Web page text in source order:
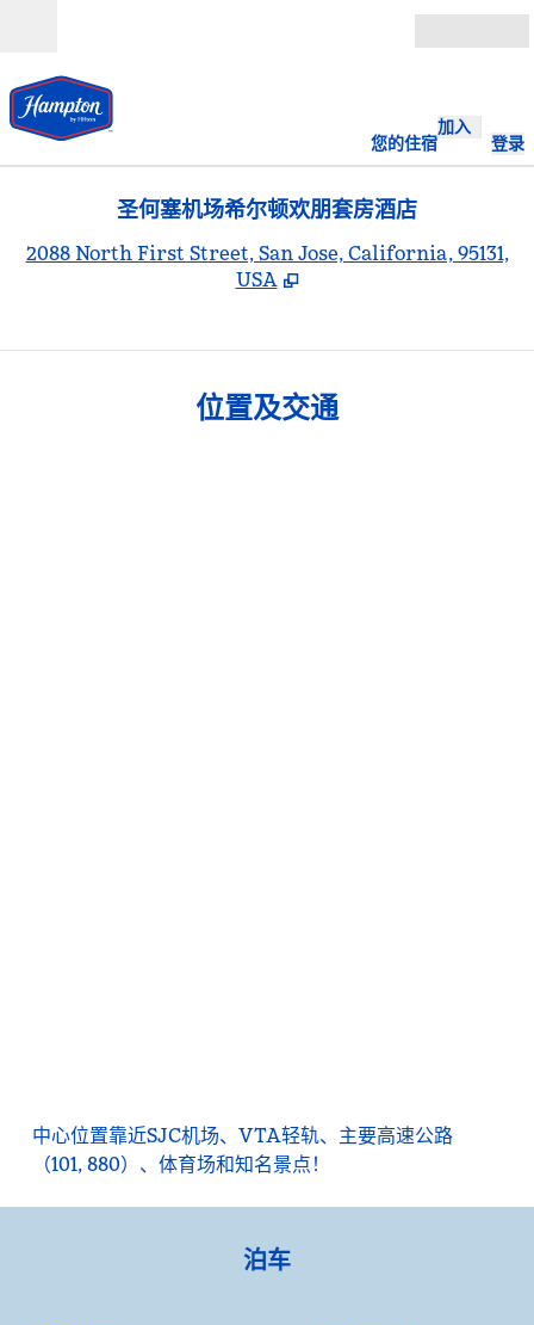
您的住宿
加入
登录
圣何塞机场希尔顿欢朋套房酒店
2088 North First Street, San Jose, California, 95131,
USA
位置及交通
中心位置靠近SJC机场、VTA轻轨、主要高速公路
（101, 880）、体育场和知名景点！
泊车